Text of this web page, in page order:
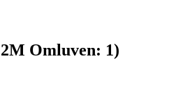
2M Omluven: 1)